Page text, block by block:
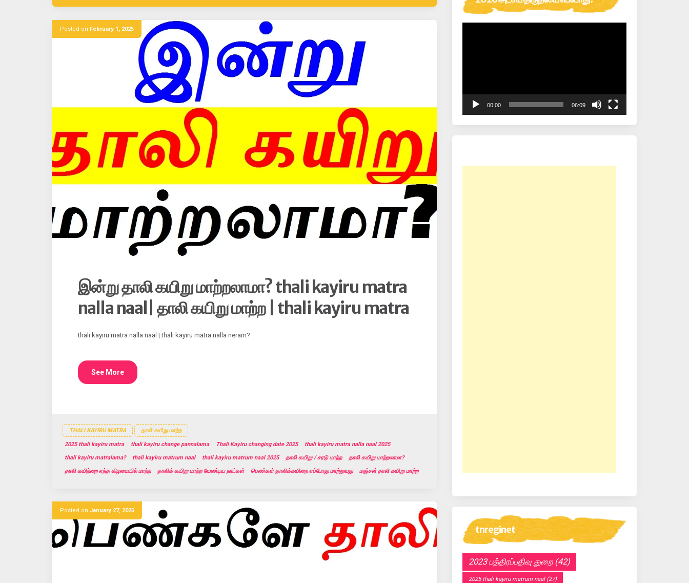
Posted on February 1, 2025
இன்று தாலி கயிறு மாற்றலாமா? thali kayiru matra
nalla naal| தாலி கயிறு மாற்ற | thali kayiru matra
thali kayiru matra nalla naal | thali kayiru matra nalla neram?
See More
THALI KAYIRU MATRA தாலி கயிறு மாற்ற
2025 thali kayiru matra thali kayiru change pannalama Thali Kayiru changing date 2025
thali kayiru matra nalla naal 2025
thali kayiru matralama?
thali kayiru matrum naal thali kayiru matrum naal 2025 தாலி கயிறு / சரடு மாற்ற
தாலி கயிறு மாற்றலாமா?
தாலி கயிற்றை எந்த கிழமையில் மாற்ற
தாலிக் கயிறு மாற்ற வேண்டிய நாட்கள் பெண்கள் தாலிக்கயிறை எப்போது மாற்றுவது மஞ்சள் தாலி கயிறு மாற்ற
Posted on January 27, 2025
00:00 06:09
tnreginet
2023 பத்திரப்பதிவு துறை(42)
2025 thali kayiru matrum naal(27)